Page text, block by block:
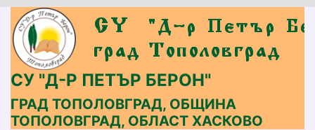
СУ "Д-Р ПЕТЪР БЕРОН"
ГРАД ТОПОЛОВГРАД, ОБЩИНА
ТОПОЛОВГРАД, ОБЛАСТ ХАСКОВО